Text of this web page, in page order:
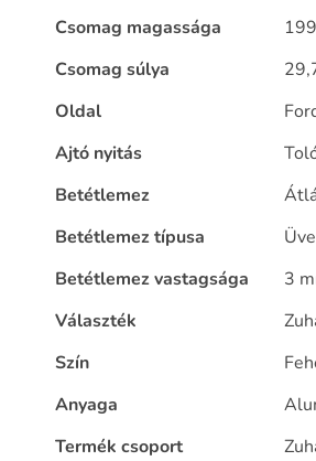
Csomag magassága
Csomag súlya
Oldal
Ajtó nyitás
Betétlemez
Betétlemez típusa
Betétlemez vastagsága
3
Választék
Szín
Anyaga
Termék csoport